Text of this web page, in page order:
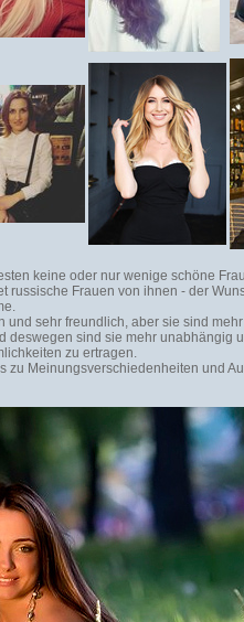
keine oder nur wenige schöne
russische Frauen von ihnen - der
und sehr freundlich, aber sie sind
deswegen sind sie mehr unabhängig
zu ertragen.
zu Meinungsverschiedenheiten und